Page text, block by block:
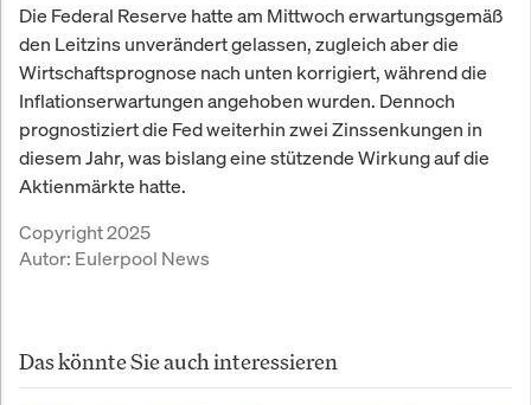
Die Federal Reserve hatte am Mittwoch erwartungsgemäß
den Leitzins unverändert gelassen, zugleich aber die
Wirtschaftsprognose nach unten korrigiert, während die
Inflationserwartungen angehoben wurden. Dennoch
prognostiziert die Fed weiterhin zwei Zinssenkungen in
diesem Jahr, was bislang eine stützende Wirkung auf die
Aktienmärkte hatte.
Copyright 2025
Autor: Eulerpool News
Das könnte Sie auch interessieren